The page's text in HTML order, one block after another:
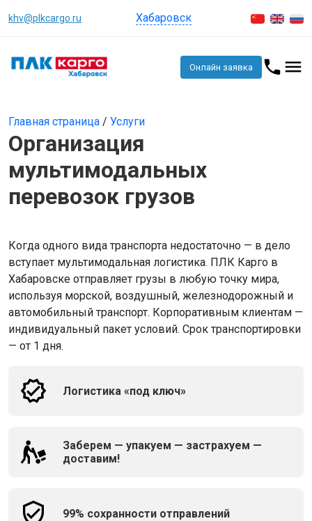
khv@plkcargo.ru Хабаровск
Онлайн заявка
Главная страница / Услуги
Организация
мультимодальных
перевозок грузов
Когда одного вида транспорта недостаточно — в дело
вступает мультимодальная логистика. ПЛК Карго в
Хабаровске отправляет грузы в любую точку мира,
используя морской, воздушный, железнодорожный и
автомобильный транспорт. Корпоративным клиентам —
индивидуальный пакет условий. Срок транспортировки
— от 1 дня.
Логистика «под ключ»
Заберем — упакуем — застрахуем —
доставим!
99% сохранности отправлений